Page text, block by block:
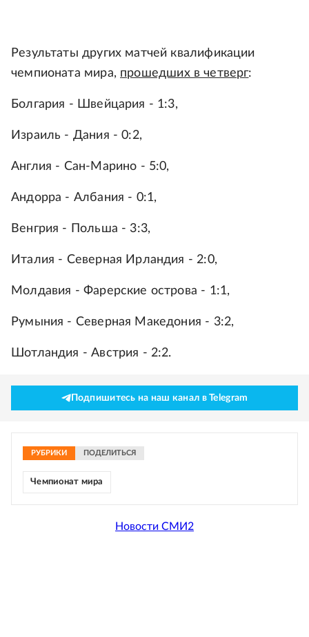
Результаты других матчей квалификации
чемпионата мира, прошедших в четверг:
Болгария - Швейцария - 1:3,
Израиль - Дания - 0:2,
Англия - Сан-Марино - 5:0,
Андорра - Албания - 0:1,
Венгрия - Польша - 3:3,
Италия - Северная Ирландия - 2:0,
Молдавия - Фарерские острова - 1:1,
Румыния - Северная Македония - 3:2,
Шотландия - Австрия - 2:2.
Подпишитесь на наш канал в Telegram
РУБРИКИ ПОДЕЛИТЬСЯ
Чемпионат мира
Новости СМИ2